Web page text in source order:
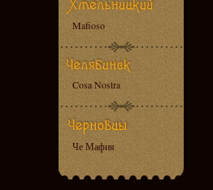
Mafioso
Cosa Nostra
Че Мафия